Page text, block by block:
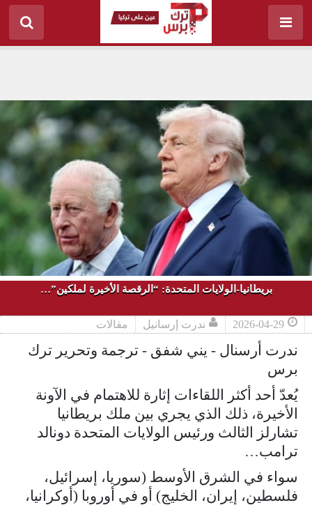
بريطانيا-الولايات المتحدة: “الرقصة الأخيرة لملكين”…
2026-04-29 ندرت إرسانيل مقالات
ندرت أرسنال - يني شفق - ترجمة وتحرير ترك
برس
يُعدّ أحد أكثر اللقاءات إثارة للاهتمام في الآونة
الأخيرة، ذلك الذي يجري بين ملك بريطانيا
تشارلز الثالث ورئيس الولايات المتحدة دونالد
ترامب…
سواء في الشرق الأوسط (سوريا، إسرائيل،
فلسطين، إيران، الخليج) أو في أوروبا (أوكرانيا،